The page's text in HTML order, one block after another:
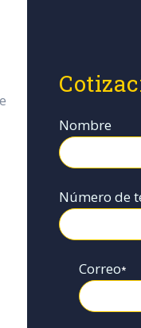
Nombre
Número de
Correo*